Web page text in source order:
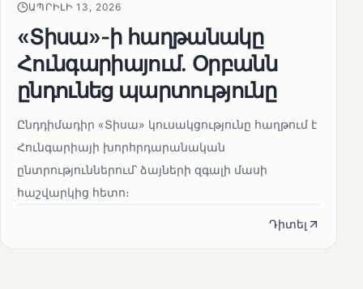
ԱՊՐԻԼԻ 13, 2026
«Տիսա»-ի հաղթանակը
Հունգարիայում․ Օրբանն
ընդունեց պարտությունը
Ընդդիմադիր «Տիսա» կուսակցությունը հաղթում է
Հունգարիայի խորհրդարանական
ընտրություններում՝ ձայների զգալի մասի
հաշվարկից հետո։
Դիտել